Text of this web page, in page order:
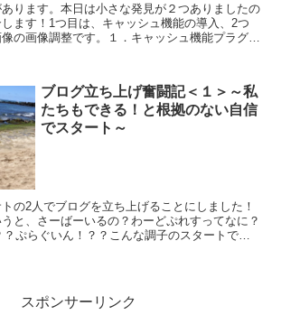
ります。本日は小さな発見が２つありましたの
ます！1つ目は、キャッシュ機能の導入、2つ
の画像調整です。１．キャッシュ機能プラグイ
ブログ立ち上げ奮闘記＜１＞～私
たちもできる！と根拠のない自信
でスタート～
の2人でブログを立ち上げることにしました！
と、さーばーいるの？わーどぷれすってなに？
ぷらぐいん！？？こんな調子のスタートでし
スポンサーリンク